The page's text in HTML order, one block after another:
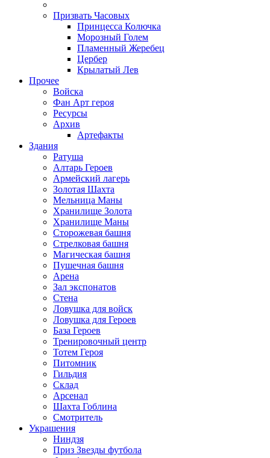
Призвать Часовых
Принцесса Колючка
Морозный Голем
Пламенный Жеребец
Цербер
Крылатый Лев
Прочее
Войска
Фан Арт героя
Ресурсы
Архив
Артефакты
Здания
Ратуша
Алтарь Героев
Армейский лагерь
Золотая Шахта
Мельница Маны
Хранилище Золота
Хранилище Маны
Сторожевая башня
Стрелковая башня
Магическая башня
Пушечная башня
Арена
Зал экспонатов
Стена
Ловушка для войск
Ловушка для Героев
База Героев
Тренировочный центр
Тотем Героя
Питомник
Гильдия
Склад
Арсенал
Шахта Гоблина
Смотритель
Украшения
Ниндзя
Приз Звезды футбола